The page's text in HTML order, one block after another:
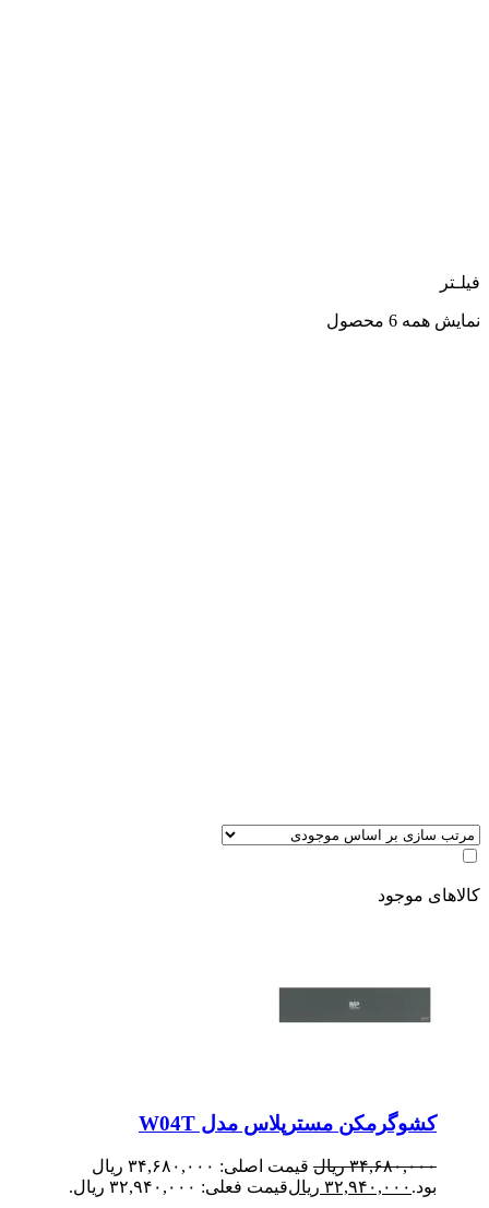
فیلـتر
نمایش همه 6 محصول
کالاهای موجود
کشوگرمکن مسترپلاس مدل W04T
۳۴,۶۸۰,۰۰۰ ریال
قیمت اصلی: ۳۴,۶۸۰,۰۰۰ ریال
بود. ۳۲,۹۴۰,۰۰۰ ریالقیمت فعلی: ۳۲,۹۴۰,۰۰۰ ریال.